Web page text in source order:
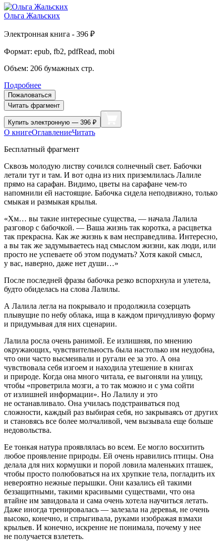
Ольга Жальских
Электронная книга - 396 ₽
Формат: epub, fb2, pdfRead, mobi
Объем: 206 бумажных стр.
Подробнее
Пожаловаться
Читать фрагмент
Купить электронную — 396 ₽
О книгеОглавлениеЧитать
Бесплатный фрагмент
Сквозь молодую листву сочился солнечный свет. Бабочки
летали тут и там. И вот одна из них приземлилась Лалиле
прямо на сарафан. Видимо, цветы на сарафане чем-то
напомнили ей настоящие. Бабочка сидела неподвижно, только
смыкая и размыкая крылья.
«Хм… вы такие интересные существа, — начала Лалила
разговор с бабочкой. — Ваша жизнь так коротка, а расцветка
так прекрасна. Как же жизнь к вам несправедлива. Интересно,
а вы так же задумываетесь над смыслом жизни, как люди, или
просто не успеваете об этом подумать? Хотя какой смысл,
у вас, наверно, даже нет души…»
После последней фразы бабочка резко вспорхнула и улетела,
будто обиделась на слова Лалилы.
А Лалила легла на покрывало и продолжила созерцать
плывущие по небу облака, ища в каждом причудливую форму
и придумывая для них сценарии.
Лалила росла очень ранимой. Ее излишняя, по мнению
окружающих, чувствительность была настолько им неудобна,
что они часто высмеивали и ругали ее за это. А она
чувствовала себя изгоем и находила утешение в книгах
и природе. Когда она много читала, ее выгоняли на улицу,
чтобы «проветрила мозги, а то так можно и с ума сойти
от излишней информации». Но Лалилу и это
не останавливало. Она училась подстраиваться под
сложности, каждый раз выбирая себя, но закрываясь от других
и становясь все более молчаливой, чем вызывала еще больше
недовольства.
Ее тонкая натура проявлялась во всем. Ее могло восхитить
любое проявление природы. Ей очень нравились птицы. Она
делала для них кормушки и порой ловила маленьких пташек,
чтобы просто полюбоваться на их хрупкие тела, погладить их
невероятно нежные перышки. Они казались ей такими
беззащитными, такими красивыми существами, что она
втайне им завидовала и сама очень хотела научиться летать.
Даже иногда тренировалась — залезала на деревья, не очень
высоко, конечно, и спрыгивала, руками изображая взмахи
крыльев. И конечно, искренне не понимала, почему у нее
не получается взлететь.